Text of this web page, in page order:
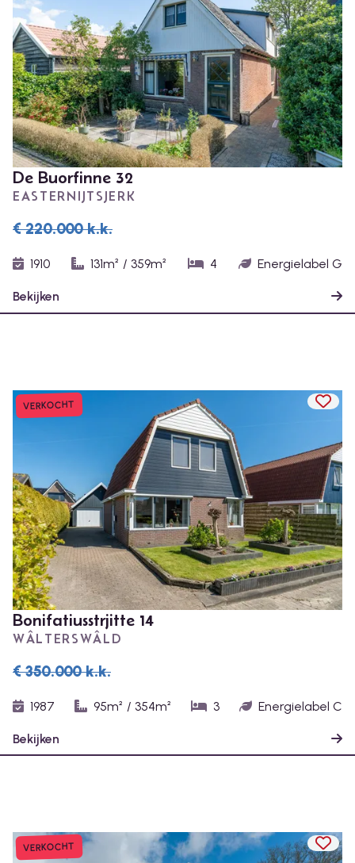
De Buorfinne 32
EASTERNIJTSJERK
€ 220.000k.k.
1910 131m² / 359m² 4 Energielabel G
Bekijken
VERKOCHT
Bonifatiusstrjitte 14
WÂLTERSWÂLD
€ 350.000k.k.
1987 95m² / 354m² 3 Energielabel C
Bekijken
VERKOCHT